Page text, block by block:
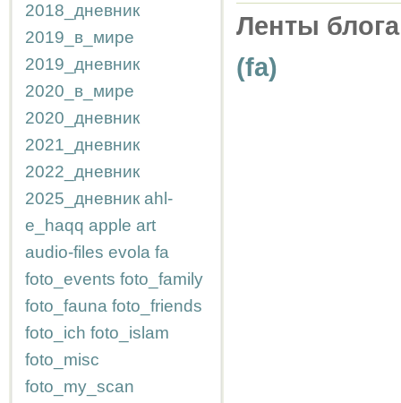
2018_дневник
2019_в_мире
2019_дневник
2020_в_мире
2020_дневник
2021_дневник
2022_дневник
2025_дневник ahl-
e_haqq apple art
audio-files evola fa
foto_events foto_family
foto_fauna foto_friends
foto_ich foto_islam
foto_misc
foto_my_scan
Ленты
(fa)